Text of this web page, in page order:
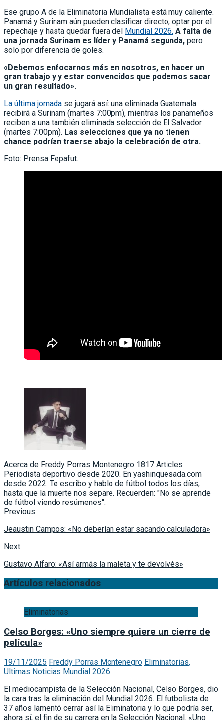
Ese grupo A de la Eliminatoria Mundialista está muy caliente.
Panamá y Surinam aún pueden clasificar directo, optar por el
repechaje y hasta quedar fuera del Mundial 2026. A falta de
una jornada Surinam es líder y Panamá segunda, pero
solo por diferencia de goles.
«Debemos enfocarnos más en nosotros, en hacer un
gran trabajo y y estar convencidos que podemos sacar
un gran resultado».
La última jornada se jugará así: una eliminada Guatemala
recibirá a Surinam (martes 7:00pm), mientras los panameños
reciben a una también eliminada selección de El Salvador
(martes 7:00pm). Las selecciones que ya no tienen
chance podrían traerse abajo la celebración de otra.
Foto: Prensa Fepafut.
Acerca de Freddy Porras Montenegro 1817 Articles
Periodista deportivo desde 2020. En yashinquesada.com
desde 2022. Te escribo y hablo de fútbol todos los días,
hasta que la muerte nos separe. Recuerden: "No se aprende
de fútbol viendo resúmenes".
Previous
Jeaustin Campos: «No deberían estar sacando calculadora»
Next
Gustavo Alfaro: «Así armás la maleta y te devolvés»
Artículos relacionados
Eliminatorias
Celso Borges: «Uno siempre quiere un cierre de
película»
19/11/2025 Freddy Porras Montenegro Eliminatorias,
Ultimas Noticias Mundial 2026
El mediocampista de la Selección Nacional, Celso Borges, dio
la cara tras la eliminación del Mundial 2026. El futbolista de
37 años lamentó cerrar así la Eliminatoria y lo que podría ser,
ahora sí, el fin de su carrera en la Selección Nacional. «Uno